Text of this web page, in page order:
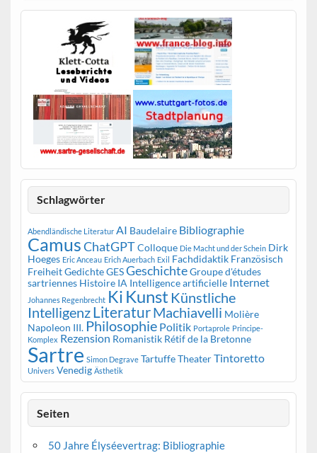
Schlagwörter
Abendländische Literatur AI Baudelaire Bibliographie
CamusChatGPTColloque Die Macht und der Schein Dirk
Hoeges Eric Anceau Erich Auerbach Exil Fachdidaktik Französisch
FreiheitGedichteGESGeschichteGroupe d'études
sartriennes Histoire IA Intelligence artificielle Internet
Johannes Regenbrecht Ki Kunst Künstliche
IntelligenzLiteraturMachiavelli Molière
Napoleon III. Philosophie Politik Portaprole Principe-
Komplex Rezension Romanistik Rétif de la Bretonne
Sartre Simon Degrave TartuffeTheaterTintoretto
Univers Venedig Ästhetik
Seiten
50 Jahre Élyséevertrag: Bibliographie